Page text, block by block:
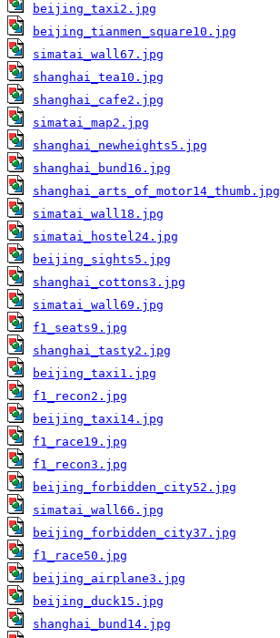
beijing_taxi2.jpg
beijing_tianmen_square10.jpg
simatai_wall67.jpg
shanghai_tea10.jpg
shanghai_cafe2.jpg
simatai_map2.jpg
shanghai_newheights5.jpg
shanghai_bund16.jpg
shanghai_arts_of_motor14_thumb.jpg
simatai_wall18.jpg
simatai_hostel24.jpg
beijing_sights5.jpg
shanghai_cottons3.jpg
simatai_wall69.jpg
f1_seats9.jpg
shanghai_tasty2.jpg
beijing_taxi1.jpg
f1_recon2.jpg
beijing_taxi14.jpg
f1_race19.jpg
f1_recon3.jpg
beijing_forbidden_city52.jpg
simatai_wall66.jpg
beijing_forbidden_city37.jpg
f1_race50.jpg
beijing_airplane3.jpg
beijing_duck15.jpg
shanghai_bund14.jpg